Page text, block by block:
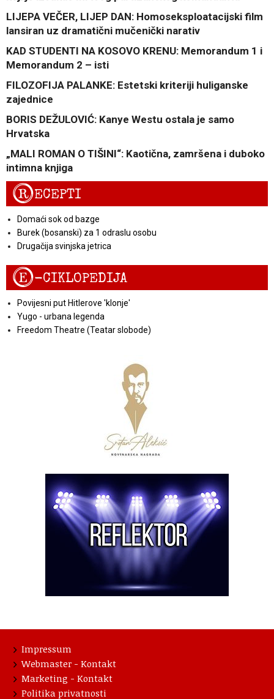
LIJEPA VEČER, LIJEP DAN: Homoseksploatacijski film
lansiran uz dramatični mučenički narativ
KAD STUDENTI NA KOSOVO KRENU: Memorandum 1 i
Memorandum 2 – isti
FILOZOFIJA PALANKE: Estetski kriteriji huliganske
zajednice
BORIS DEŽULOVIĆ: Kanye Westu ostala je samo
Hrvatska
„MALI ROMAN O TIŠINI“: Kaotična, zamršena i duboko
intimna knjiga
RECEPTI
Domaći sok od bazge
Burek (bosanski) za 1 odraslu osobu
Drugačija svinjska jetrica
E-CIKLOPEDIJA
Povijesni put Hitlerove 'klonje'
Yugo - urbana legenda
Freedom Theatre (Teatar slobode)
Impressum
Webmaster - Kontakt
Marketing - Kontakt
Politika privatnosti